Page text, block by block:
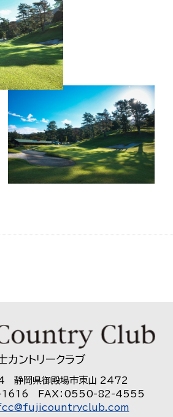
カントリークラブ
静岡県御殿場市東山 2472
1616 FAX：0550-82-4555